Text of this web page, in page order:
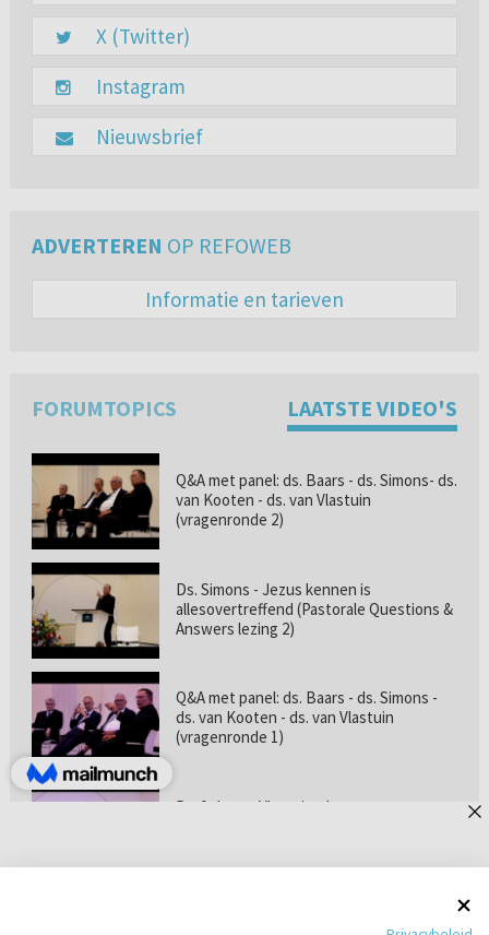
X (Twitter)
Instagram
Nieuwsbrief
ADVERTEREN OP REFOWEB
Informatie en tarieven
FORUMTOPICS LAATSTE VIDEO'S
Q&A met panel: ds. Baars - ds. Simons- ds.
van Kooten - ds. van Vlastuin
(vragenronde 2)
Ds. Simons - Jezus kennen is
allesovertreffend (Pastorale Questions &
Answers lezing 2)
Q&A met panel: ds. Baars - ds. Simons -
ds. van Kooten - ds. van Vlastuin
(vragenronde 1)
Prof. dr. van Vlastuin - Is